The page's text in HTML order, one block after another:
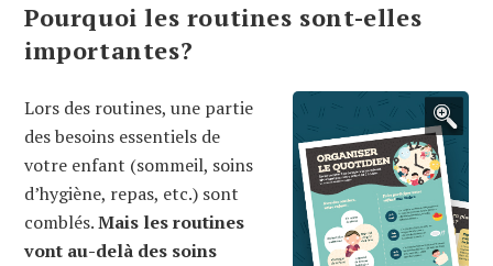
Pourquoi les routines sont-elles
importantes?
Lors des routines, une partie
des besoins essentiels de
votre enfant (sommeil, soins
d’hygiène, repas, etc.) sont
comblés.Mais les routines
vont au-delà des soins